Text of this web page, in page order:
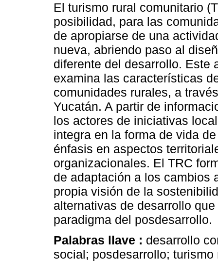
El turismo rural comunitario
posibilidad, para las
de apropiarse de una
nueva, abriendo paso al
diferente del desarrollo. Este
examina las características
comunidades rurales, a
Yucatán. A partir de
los actores de iniciativas
integra en la forma de vida
énfasis en aspectos
organizacionales. El TRC
de adaptación a los cambios
propia visión de la
alternativas de desarrollo
paradigma del posdesarrollo.
Palabras llave : desarrollo
social; posdesarrollo;